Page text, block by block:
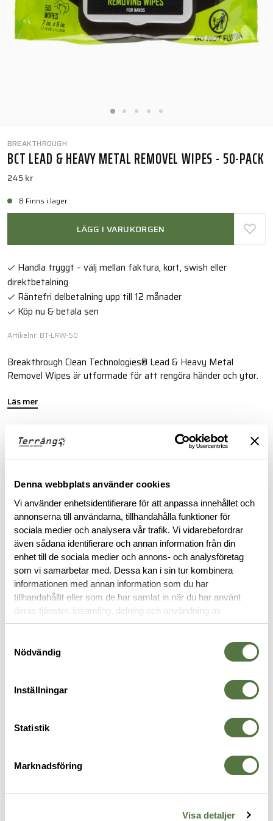
Denna webbplats använder cookies
Vi använder enhetsidentifierare för att anpassa innehållet och
annonserna till användarna, tillhandahålla funktioner för
sociala medier och analysera vår trafik. Vi vidarebefordrar
även sådana identifierare och annan information från din
enhet till de sociala medier och annons- och analysföretag
som vi samarbetar med. Dessa kan i sin tur kombinera
informationen med annan information som du har
tillhandahållit eller som de har samlat in när du har använt
deras tjänster. Insamling, delning och användning av
personuppgifter kan användas för personalisering av
Nödvändig
Inställningar
Statistik
Marknadsföring
Visa detaljer
BREAKTHROUGH
BCT LEAD & HEAVY METAL REMOVEL WIPES - 50-PACK
245 kr
8 Finns i lager
LÄGG I VARUKORGEN
Handla tryggt – välj mellan faktura, kort, swish eller
direktbetalning
Räntefri delbetalning upp till 12 månader
Köp nu & betala sen
Artikelnr: BT-LRW-50
Breakthrough Clean Technologies® Lead & Heavy Metal
Removel Wipes är utformade för att rengöra händer och ytor.
Läs mer
BESKRIVNING
RECENSIONER
OM VARUMÄRKET
DOKUMENT
VAPENVÅRD
Phosphorus Bronze Bristle Bolt BCT Copper Remover - 6oz